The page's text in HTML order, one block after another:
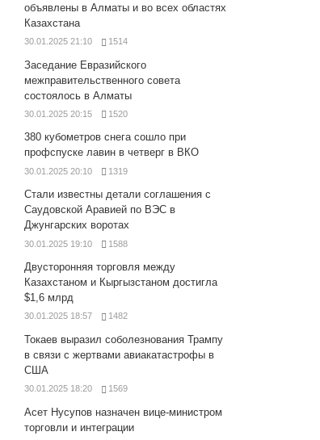
объявлены в Алматы и во всех областях
Казахстана
30.01.2025 21:10 1514
Заседание Евразийского
межправительственного совета
состоялось в Алматы
30.01.2025 20:15 1520
380 кубометров снега сошло при
профспуске лавин в четверг в ВКО
30.01.2025 20:10 1319
Стали известны детали соглашения с
Саудовской Аравией по ВЭС в
Джунгарских воротах
30.01.2025 19:10 1588
Двусторонняя торговля между
Казахстаном и Кыргызстаном достигла
$1,6 млрд
30.01.2025 18:57 1482
Токаев выразил соболезнования Трампу
в связи с жертвами авиакатастрофы в
США
30.01.2025 18:20 1569
Асет Нусупов назначен вице-министром
торговли и интеграции